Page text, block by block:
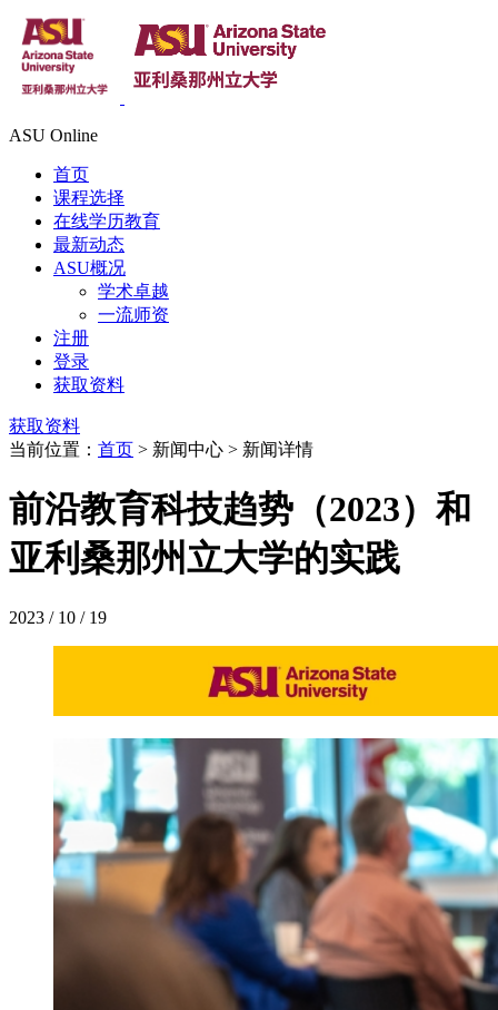
ASU Online
首页
课程选择
在线学历教育
最新动态
ASU概况
学术卓越
一流师资
注册
登录
获取资料
获取资料
当前位置： 首页 > 新闻中心 > 新闻详情
前沿教育科技趋势（2023）和
亚利桑那州立大学的实践
2023 / 10 / 19